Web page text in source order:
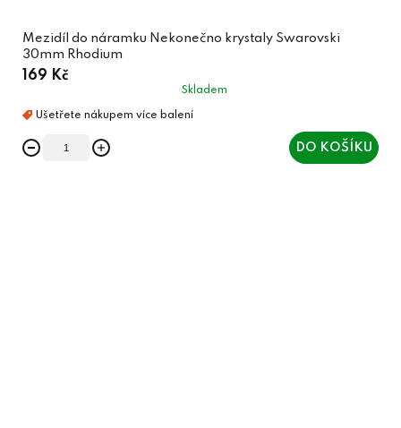
Mezidíl do náramku Nekonečno krystaly Swarovski
30mm Rhodium
169 Kč
Skladem
DO KOŠÍKU